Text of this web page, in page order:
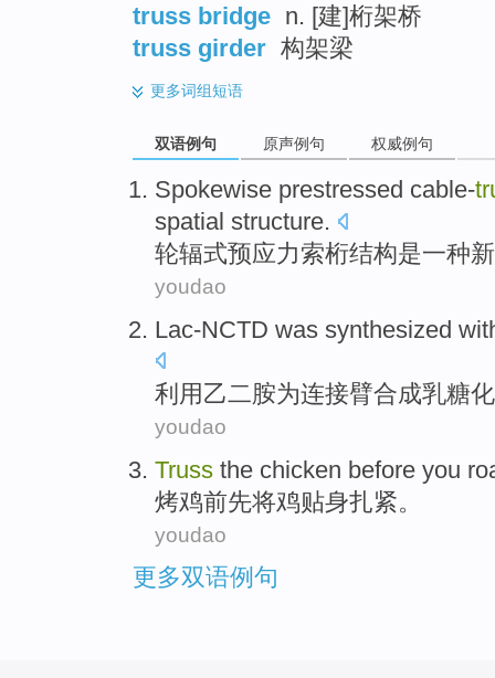
truss bridge n. [建]桁架桥
truss girder 构架梁
更多词组短语
双语例句 原声例句 权威例句
Spokewise prestressed cable-
spatial structure.
轮辐式预应力索桁结构是一种
youdao
Lac-NCTD was synthesized
利用乙二胺为连接臂合成乳糖
youdao
Truss the chicken before you
烤鸡前先将鸡贴身扎紧。
youdao
更多双语例句